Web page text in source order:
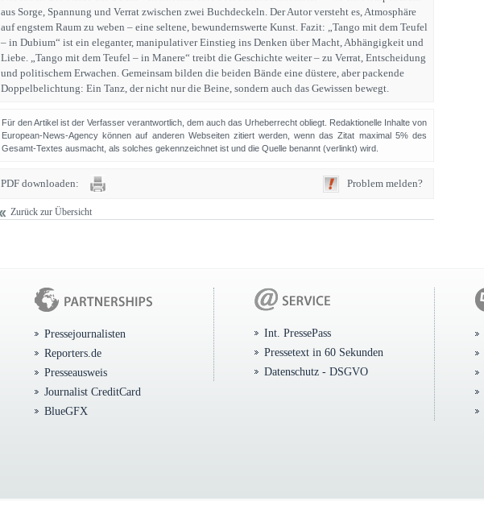
aus Sorge, Spannung und Verrat zwischen zwei Buchdeckeln. Der Autor versteht es, Atmosphäre
auf engstem Raum zu weben – eine seltene, bewundernswerte Kunst. Fazit: „Tango mit dem Teufel
– in Dubium“ ist ein eleganter, manipulativer Einstieg ins Denken über Macht, Abhängigkeit und
Liebe. „Tango mit dem Teufel – in Manere“ treibt die Geschichte weiter – zu Verrat, Entscheidung
und politischem Erwachen. Gemeinsam bilden die beiden Bände eine düstere, aber packende
Doppelbelichtung: Ein Tanz, der nicht nur die Beine, sondern auch das Gewissen bewegt.
Für den Artikel ist der Verfasser verantwortlich, dem auch das Urheberrecht obliegt. Redaktionelle Inhalte von
European-News-Agency können auf anderen Webseiten zitiert werden, wenn das Zitat maximal 5% des
Gesamt-Textes ausmacht, als solches gekennzeichnet ist und die Quelle benannt (verlinkt) wird.
PDF downloaden: Problem melden?
Zurück zur Übersicht
Pressejournalisten
Reporters.de
Presseausweis
Journalist CreditCard
BlueGFX
Int. PressePass
Pressetext in 60 Sekunden
Datenschutz - DSGVO